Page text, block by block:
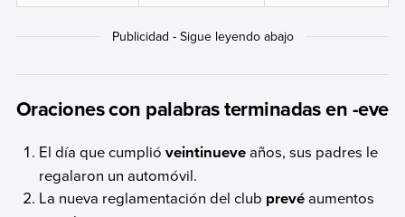
Oraciones con palabras terminadas en -eve
El día que cumplióveintinueveaños, sus padres le
regalaron un automóvil.
La nueva reglamentación del club prevéaumentos